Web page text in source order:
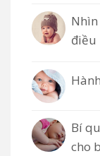
Nhìn
điều
Bí
cho